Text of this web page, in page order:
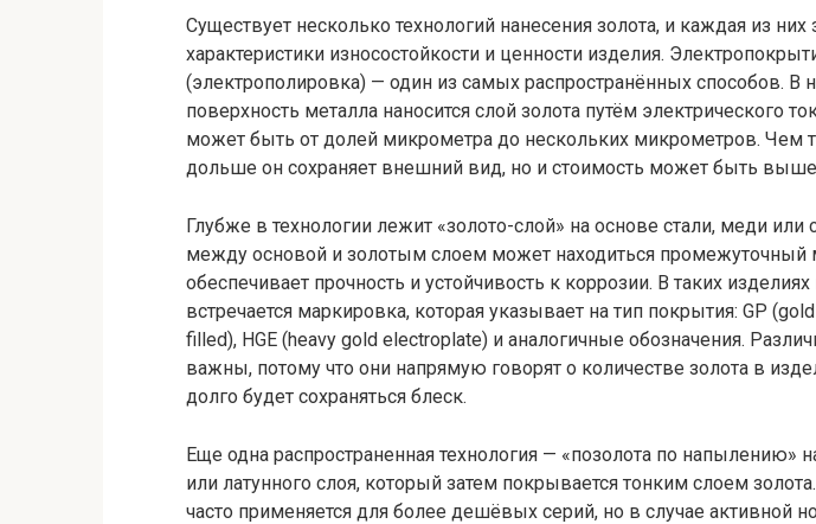
Существует несколько технологий нанесения золота, и каждая из них
характеристики износостойкости и ценности изделия.
(электрополировка) — один из самых распространённых способов. В
поверхность металла наносится слой золота путём электрического
может быть от долей микрометра до нескольких микрометров. Чем
дольше он сохраняет внешний вид, но и стоимость может быть
Глубже в технологии лежит «золото-слой» на основе стали, меди или
между основой и золотым слоем может находиться промежуточный
обеспечивает прочность и устойчивость к коррозии. В таких
встречается маркировка, которая указывает на тип покрытия: GP
filled), HGE (heavy gold electroplate) и аналогичные обозначения.
важны, потому что они напрямую говорят о количестве золота в
долго будет сохраняться блеск.
Еще одна распространенная технология — «позолота по напылению»
или латунного слоя, который затем покрывается тонким слоем
часто применяется для более дешёвых серий, но в случае активной